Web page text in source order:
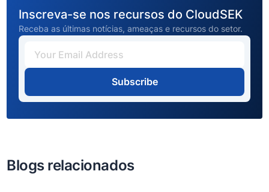
Inscreva-se nos recursos do CloudSEK
Receba as últimas notícias, ameaças e recursos do setor.
Subscribe
Blogs relacionados